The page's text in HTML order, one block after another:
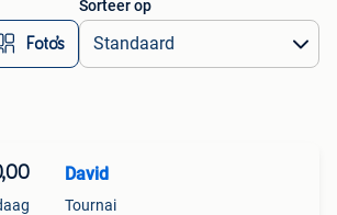
Foto’s
Sorteer op
David
Tournai